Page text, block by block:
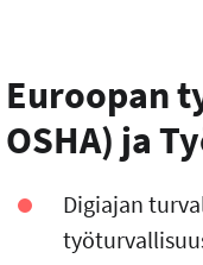
Euroopan
OSHA) ja
Digiajan